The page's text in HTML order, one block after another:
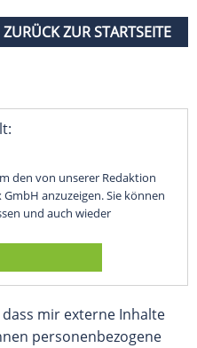
ZURÜCK ZUR STARTSEITE
den von unserer Redaktion
anzuzeigen. Sie können
und auch wieder
mir externe Inhalte
personenbezogene